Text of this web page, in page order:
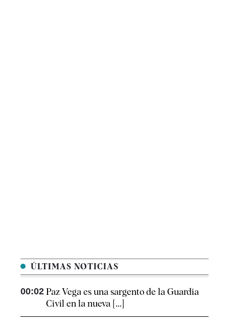
ÚLTIMAS NOTICIAS
00:02 Paz Vega es una sargento de la Guardia
Civil en la nueva [...]